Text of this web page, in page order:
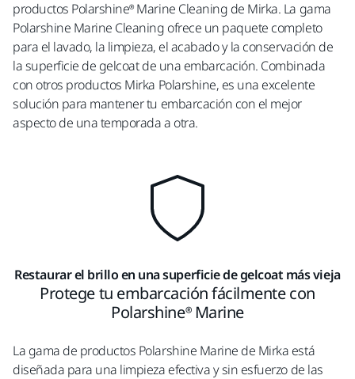
productos Polarshine® Marine Cleaning de Mirka. La gama
Polarshine Marine Cleaning ofrece un paquete completo
para el lavado, la limpieza, el acabado y la conservación de
la superficie de gelcoat de una embarcación. Combinada
con otros productos Mirka Polarshine, es una excelente
solución para mantener tu embarcación con el mejor
aspecto de una temporada a otra.
Restaurar el brillo en una superficie de gelcoat más vieja
Protege tu embarcación fácilmente con
Polarshine® Marine
La gama de productos Polarshine Marine de Mirka está
diseñada para una limpieza efectiva y sin esfuerzo de las